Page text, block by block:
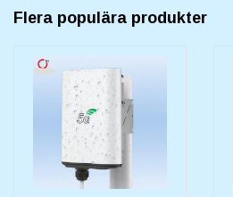
Flera populära produkter